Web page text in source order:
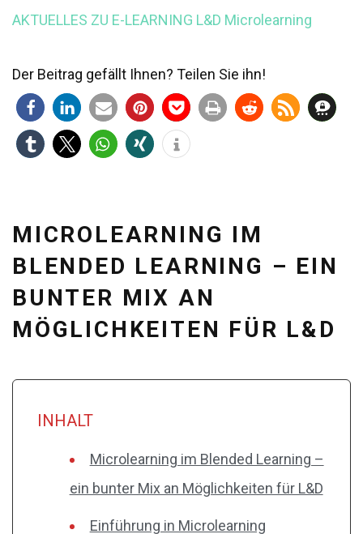
AKTUELLES ZU E-LEARNING L&D Microlearning
Der Beitrag gefällt Ihnen? Teilen Sie ihn!
MICROLEARNING IM
BLENDED LEARNING – EIN
BUNTER MIX AN
MÖGLICHKEITEN FÜR L&D
INHALT
Microlearning im Blended Learning –
ein bunter Mix an Möglichkeiten für L&D
Einführung in Microlearning